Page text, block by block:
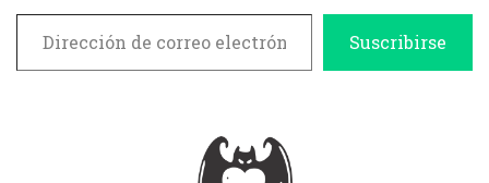
Dirección de correo electrónico
Suscribirse